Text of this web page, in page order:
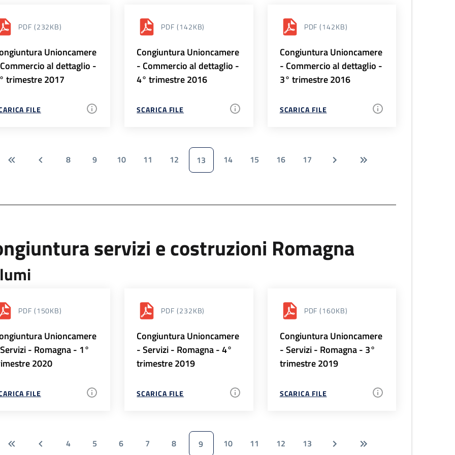
PDF (232KB)
Unioncamere
al dettaglio -
trimestre 2017
FILE
PDF (142KB)
Congiuntura Unioncamere
- Commercio al dettaglio -
4° trimestre 2016
SCARICA FILE
PDF (142KB)
Congiuntura Unioncamere
- Commercio al dettaglio -
3° trimestre 2016
SCARICA FILE
8 9 10 11 12 13 14 15 16 17
servizi e costruzioni Romagna
PDF (150KB)
Unioncamere
- Romagna - 1°
2020
FILE
PDF (232KB)
Congiuntura Unioncamere
- Servizi - Romagna - 4°
trimestre 2019
SCARICA FILE
PDF (160KB)
Congiuntura Unioncamere
- Servizi - Romagna - 3°
trimestre 2019
SCARICA FILE
4 5 6 7 8 9 10 11 12 13